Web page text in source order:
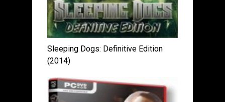
Sleeping Dogs: Definitive Edition
(2014)